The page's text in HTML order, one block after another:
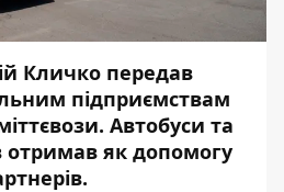
Кличко передав
підприємствам
Автобуси та
отримав як допомогу